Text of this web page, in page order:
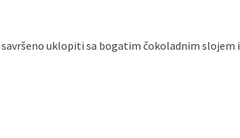
uklopiti sa bogatim čokoladnim slojem i